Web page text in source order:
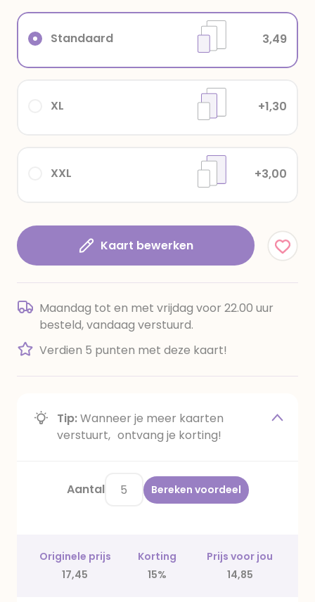
XXL +3,00
XL +1,30
Standaard 3,49
Kaart bewerken
Maandag tot en met vrijdag voor 22.00 uur
besteld, vandaag verstuurd.
Verdien 5 punten met deze kaart!
Tip:Wanneer je meer kaarten
verstuurt, ontvang je korting!
Aantal Bereken voordeel
Originele prijs Korting
Prijs voor jou
17,45
15% 14,85